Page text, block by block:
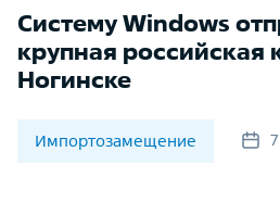
Систему Windows
крупная российская
Ногинске
Импортозамещение